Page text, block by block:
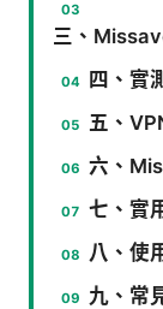
三、
四、實
五、
六、
七、實
八、使
九、常